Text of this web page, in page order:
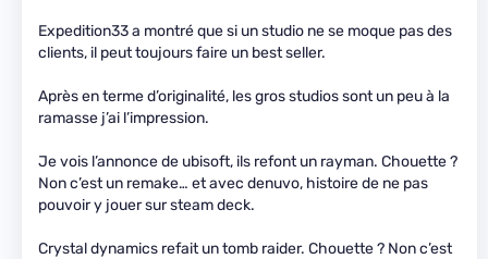
Expedition33 a montré que si un studio ne se moque pas des
clients, il peut toujours faire un best seller.
Après en terme d’originalité, les gros studios sont un peu à la
ramasse j’ai l’impression.
Je vois l’annonce de ubisoft, ils refont un rayman. Chouette ?
Non c’est un remake… et avec denuvo, histoire de ne pas
pouvoir y jouer sur steam deck.
Crystal dynamics refait un tomb raider. Chouette ? Non c’est